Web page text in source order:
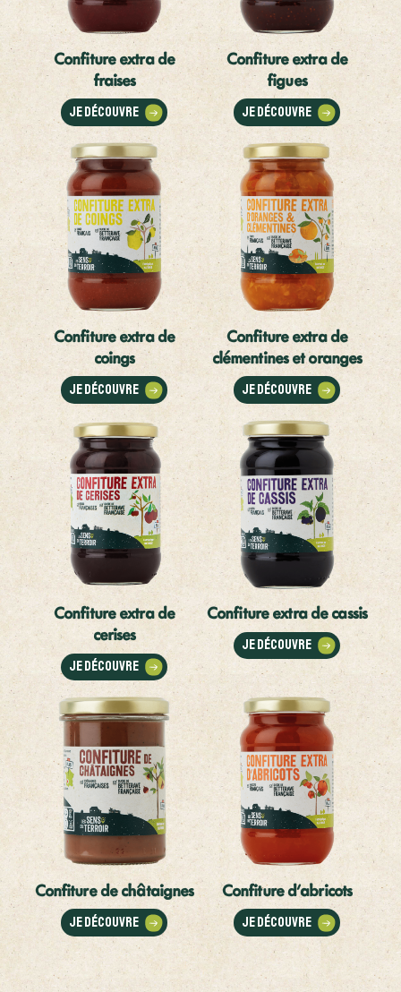
Confiture extra de
fraises
Je découvre
Confiture extra de
figues
Je découvre
Confiture extra de
coings
Je découvre
Confiture extra de
clémentines et oranges
Je découvre
Confiture extra de
cerises
Je découvre
Confiture extra de cassis
Je découvre
Confiture de châtaignes
Je découvre
Confiture d'abricots
Je découvre